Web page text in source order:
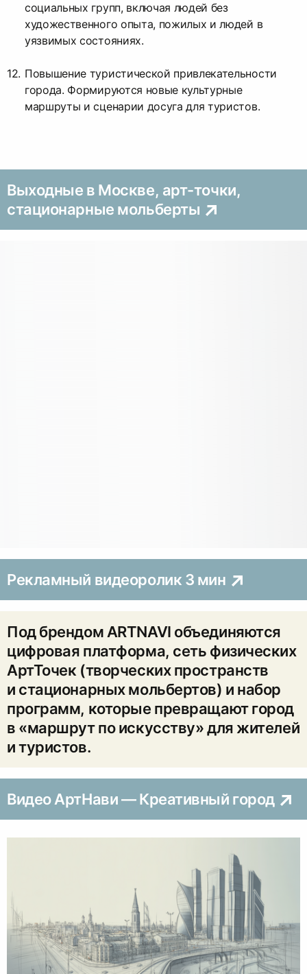
социальных групп, включая людей без
художественного опыта, пожилых и людей в
уязвимых состояниях.
Повышение туристической привлекательности
города. Формируются новые культурные
маршруты и сценарии досуга для туристов.
Выходные в Москве, арт-точки,
стационарные мольберты
Рекламный видеоролик 3 мин
Под брендом ARTNAVI объединяются
цифровая платформа, сеть физических
АртТочек (творческих пространств
и стационарных мольбертов) и набор
программ, которые превращают город
в «маршрут по искусству» для жителей
и туристов.
Видео АртНави — Креативный город